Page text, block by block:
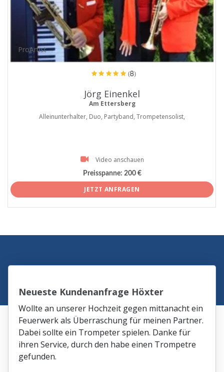
ProArtist
(8)
Jörg Einenkel
Am Ettersberg
Alleinunterhalter, Duo, Partyband, Trompetensolist,
Video anschauen
Preisspanne: 200 €
JETZT ANFRAGEN
Neueste Kundenanfrage Höxter
Wollte an unserer Hochzeit gegen mittanacht ein
Feuerwerk als Überraschung für meinen Partner.
Dabei sollte ein Trompeter spielen. Danke für
ihren Service, durch den habe einen Trompetre
gefunden.